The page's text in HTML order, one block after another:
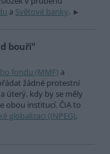
a Světové banky.
bouří"
fondu (MMF) a
žádné protestní
úterý, kdy by se měly
obou institucí. ČIA to
globalizaci (INPEG),